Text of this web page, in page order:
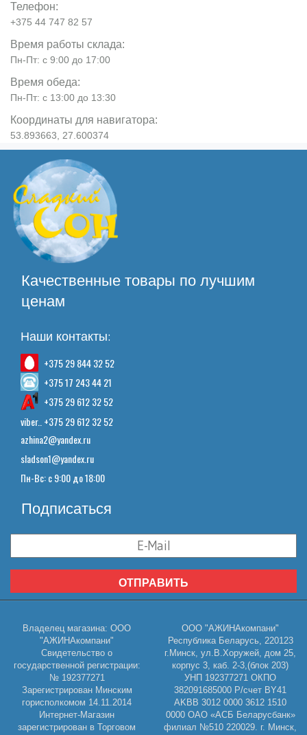
Телефон:
+375 44 747 82 57
Время работы склада:
Пн-Пт: с 9:00 до 17:00
Время обеда:
Пн-Пт: с 13:00 до 13:30
Координаты для навигатора:
53.893663, 27.600374
Качественные товары по лучшим
ценам
Наши контакты:
+375 29 844 32 52
+375 17 243 44 21
+375 29 612 32 52
viber.. +375 29 612 32 52
azhina2@yandex.ru
sladson1@yandex.ru
Пн-Вс: с 9:00 до 18:00
Подписаться
ОТПРАВИТЬ
Владелец магазина: ООО
"АЖИНАкомпани"
Свидетельство о
государственной регистрации:
№ 192377271
Зарегистрирован Минским
горисполкомом 14.11.2014
Интернет-Магазин
зарегистрирован в Торговом
ООО "АЖИНАкомпани"
Республика Беларусь, 220123
г.Минск, ул.В.Хоружей, дом 25,
корпус 3, каб. 2-3,(блок 203)
УНП 192377271 ОКПО
382091685000 Р/счет BY41
AKBB 3012 0000 3612 1510
0000 ОАО «АСБ Беларусбанк»
филиал №510 220029. г. Минск,